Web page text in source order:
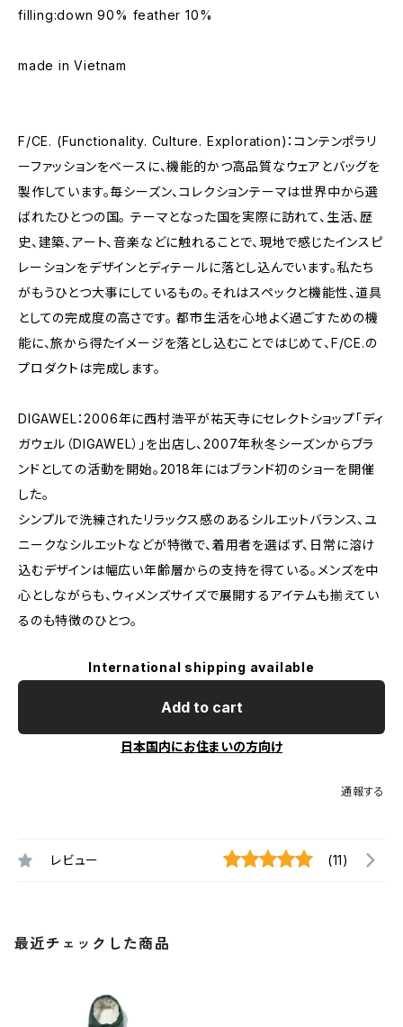
filling:down 90% feather 10%
made in Vietnam
F/CE. (Functionality. Culture. Exploration)：コンテンポラリ
ーファッションをベースに、機能的かつ高品質なウェアとバッグを
製作しています。毎シーズン、コレクションテーマは世界中から選
ばれたひとつの国。 テーマとなった国を実際に訪れて、生活、歴
史、建築、アート、音楽などに触れることで、現地で感じたインスピ
レーションをデザインとディテールに落とし込んでいます。私たち
がもうひとつ大事にしているもの。それはスペックと機能性、道具
としての完成度の高さです。 都市生活を心地よく過ごすための機
能に、旅から得たイメージを落とし込むことではじめて、F/CE.の
プロダクトは完成します。
DIGAWEL：2006年に西村浩平が祐天寺にセレクトショップ「ディ
ガウェル（DIGAWEL）」を出店し、2007年秋冬シーズンからブラ
ンドとしての活動を開始。2018年にはブランド初のショーを開催
した。
シンプルで洗練されたリラックス感のあるシルエットバランス、ユ
ニークなシルエットなどが特徴で、着用者を選ばず、日常に溶け
込むデザインは幅広い年齢層からの支持を得ている。メンズを中
心としながらも、ウィメンズサイズで展開するアイテムも揃えてい
るのも特徴のひとつ。
International shipping available
Add to cart
日本国内にお住まいの方向け
通報する
レビュー (11)
最近チェックした商品